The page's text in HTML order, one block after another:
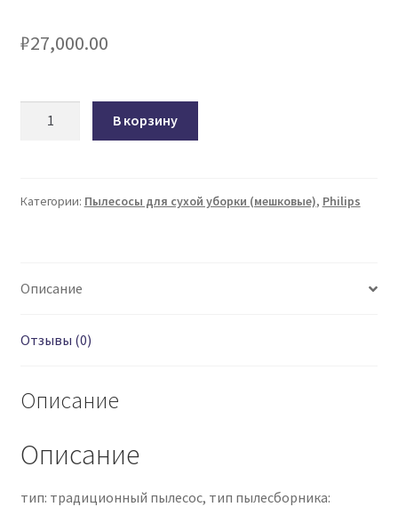
₽27,000.00
FC8391
В корзину
Категории: Пылесосы для сухой уборки (мешковые), Philips
Описание
Отзывы (0)
Описание
Описание
тип: традиционный пылесос, тип пылесборника: